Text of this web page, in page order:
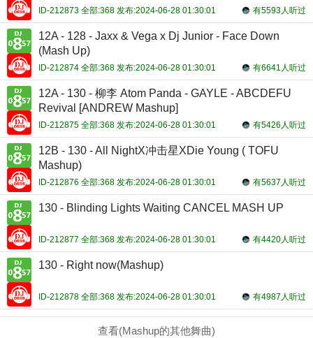
有5593人听过
ID-212873 全部:368 发布:2024-06-28 01:30:01
12A - 128 - Jaxx & Vega x Dj Junior - Face Down
(Mash Up)
有6641人听过
ID-212874 全部:368 发布:2024-06-28 01:30:01
12A - 130 - 柳李 Atom Panda - GAYLE - ABCDEFU
Revival [ANDREW Mashup]
有5426人听过
ID-212875 全部:368 发布:2024-06-28 01:30:01
12B - 130 - All NightX冲击星XDie Young ( TOFU
Mashup)
有5637人听过
ID-212876 全部:368 发布:2024-06-28 01:30:01
130 - Blinding Lights Waiting CANCEL MASH UP
有4420人听过
ID-212877 全部:368 发布:2024-06-28 01:30:01
130 - Right now(Mashup)
有4987人听过
ID-212878 全部:368 发布:2024-06-28 01:30:01
查看(Mashup的其他舞曲)